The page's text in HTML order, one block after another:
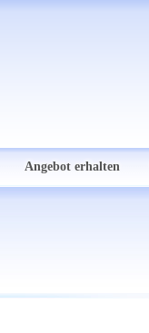
Angebot erhalten